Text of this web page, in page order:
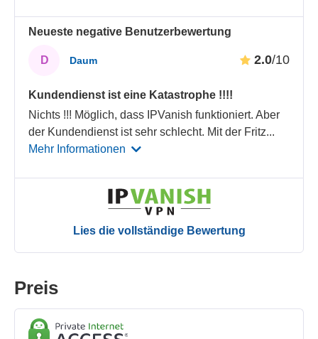
Neueste negative Benutzerbewertung
D Daum 2.0/10
Kundendienst ist eine Katastrophe !!!!
Nichts !!! Möglich, dass IPVanish funktioniert. Aber
der Kundendienst ist sehr schlecht. Mit der Fritz...
Mehr Informationen
Lies die vollständige Bewertung
Preis